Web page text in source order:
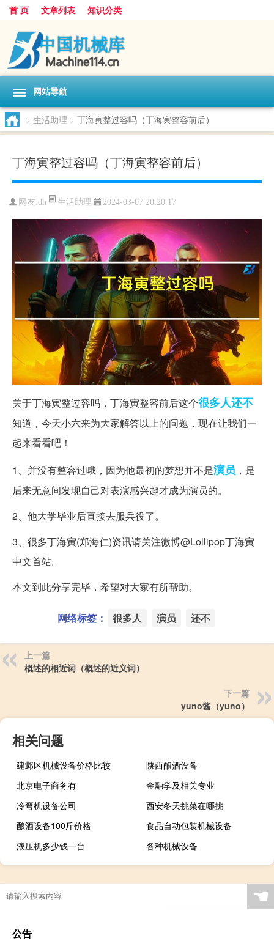
首 页 文章列表 知识分类
网站导航
> 生活助理 > 丁海寅整过容吗（丁海寅整容前后）
丁海寅整过容吗（丁海寅整容前后）
网友:dh 生活助理 2024-03-07 20:20:17
关于丁海寅整过容吗，丁海寅整容前后这个很多人还不
知道，今天小六来为大家解答以上的问题，现在让我们一
起来看看吧！
1、并没有整容过哦，因为他最初的梦想并不是演员 ，是
后来无意间发现自己对表演感兴趣才成为演员的。
2、他大学毕业后直接去服兵役了。
3、很多丁海寅(郑海仁)资讯请关注微博@Lollipop丁海寅
中文首站。
本文到此分享完毕，希望对大家有所帮助。
网络标签： 很多人 演员 还不
上一篇
概述的相近词（概述的近义词）
下一篇
yuno酱（yuno）
相关问题
建邺区机械设备价格比较
陕西酿酒设备
北京电子商务有
金融学及相关专业
冷弯机设备公司
西安冬天挑菜在哪挑
酿酒设备100斤价格
食品自动包装机械设备
液压机多少钱一台
各种机械设备
☚
公告